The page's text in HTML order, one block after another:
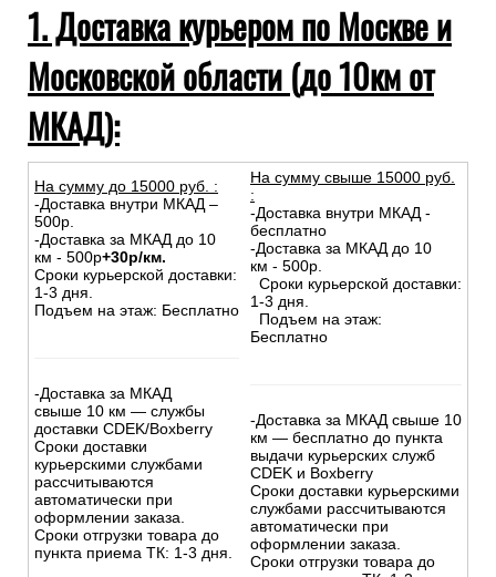
1. Доставка курьером по Москве и
Московской области (до 10км от
МКАД):
На сумму до 15000 руб. :
-Доставка внутри МКАД –
500р.
-Доставка за МКАД до 10
км - 500р+30р/км.
Сроки курьерской доставки:
1-3 дня.
Подъем на этаж: Бесплатно
-Доставка за МКАД
свыше 10 км — службы
доставки CDEK/Boxberry
Сроки доставки
курьерскими службами
рассчитываются
автоматически при
оформлении заказа.
Сроки отгрузки товара до
пункта приема ТК: 1-3 дня.
На сумму свыше 15000 руб.
:
-Доставка внутри МКАД -
бесплатно
-Доставка за МКАД до 10
км - 500р.
Сроки курьерской доставки:
1-3 дня.
Подъем на этаж:
Бесплатно
-Доставка за МКАД свыше 10
км — бесплатно до пункта
выдачи курьерских служб
CDEK и Boxberry
Сроки доставки курьерскими
службами рассчитываются
автоматически при
оформлении заказа.
Сроки отгрузки товара до